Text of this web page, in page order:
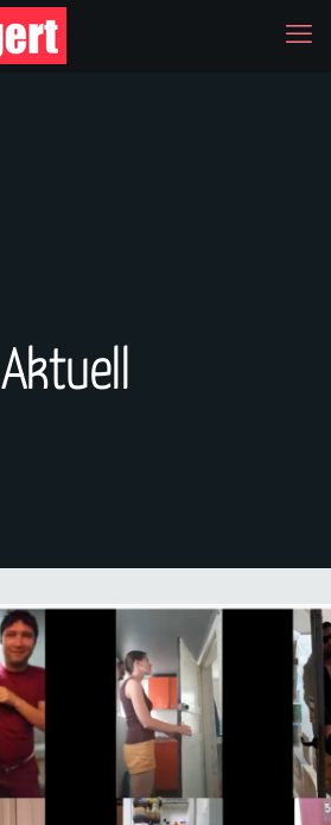
Aktuell